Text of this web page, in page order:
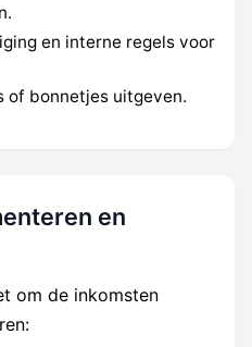
en interne regels voor
of bonnetjes uitgeven.
en
om de inkomsten